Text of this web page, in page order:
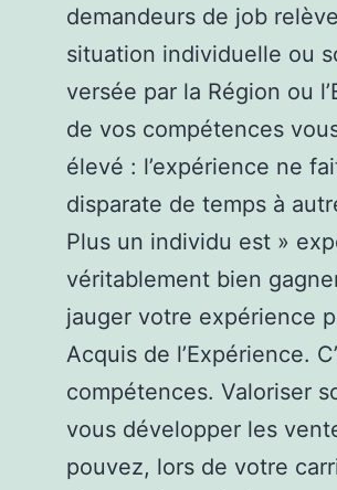
demandeurs de job
situation individuelle ou
versée par la Région ou
de vos compétences
élevé : l’expérience ne
disparate de temps à
Plus un individu est »
véritablement bien
jauger votre expérience
Acquis de l’Expérience.
compétences. Valoriser
vous développer les
pouvez, lors de votre